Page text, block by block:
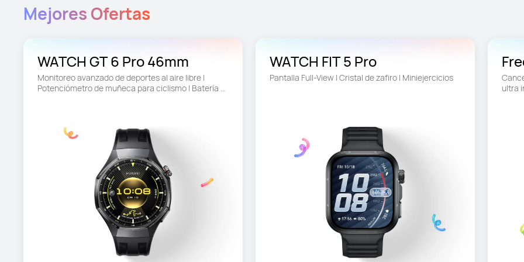
Mejores Ofertas
WATCH GT 6 Pro 46mm
Monitoreo avanzado de deportes al aire libre |
Potenciómetro de muñeca para ciclismo | Batería
WATCH FIT 5 Pro
Pantalla Full-View | Cristal de zafiro | Miniejercicios
ultra